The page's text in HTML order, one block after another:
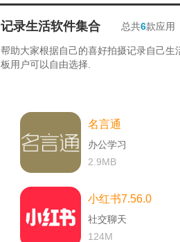
记录生活软件集合 总共6款应用
帮助大家根据自己的喜好拍摄记录自己
板用户可以自由选择.
名言通
办公学习
2.9MB
小红书7.56.0
社交聊天
124M